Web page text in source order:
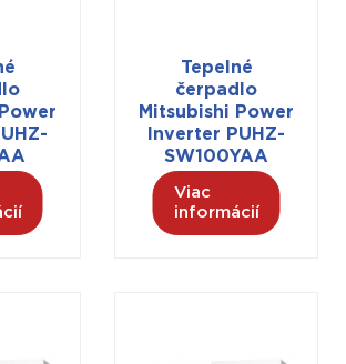
Tepelné
čerpadlo
Mitsubishi Power
Inverter PUHZ-
SW100YAA
Viac
informácií